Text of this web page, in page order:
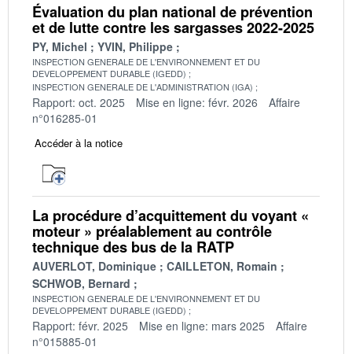
Évaluation du plan national de prévention
et de lutte contre les sargasses 2022-2025
PY, Michel YVIN, Philippe
INSPECTION GENERALE DE L'ENVIRONNEMENT ET DU
DEVELOPPEMENT DURABLE (IGEDD)
INSPECTION GENERALE DE L'ADMINISTRATION (IGA)
Rapport: oct. 2025 Mise en ligne: févr. 2026
Affaire
n°016285-01
Accéder à la notice
La procédure d’acquittement du voyant «
moteur » préalablement au contrôle
technique des bus de la RATP
AUVERLOT, Dominique
CAILLETON, Romain
SCHWOB, Bernard
INSPECTION GENERALE DE L'ENVIRONNEMENT ET DU
DEVELOPPEMENT DURABLE (IGEDD)
Rapport: févr. 2025 Mise en ligne: mars 2025
Affaire
n°015885-01